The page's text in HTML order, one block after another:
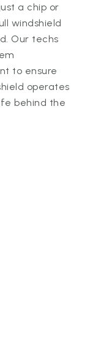
a chip or
windshield
Our techs
to ensure
operates
behind the